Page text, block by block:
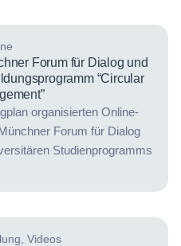
Forum für Dialog und
“Circular
organisierten Online-
Forum für Dialog
Studienprogramms
Videos